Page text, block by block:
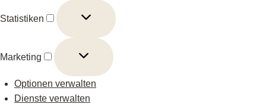
Statistiken
Statistiken
Marketing
Marketing
Optionen verwalten
Dienste verwalten